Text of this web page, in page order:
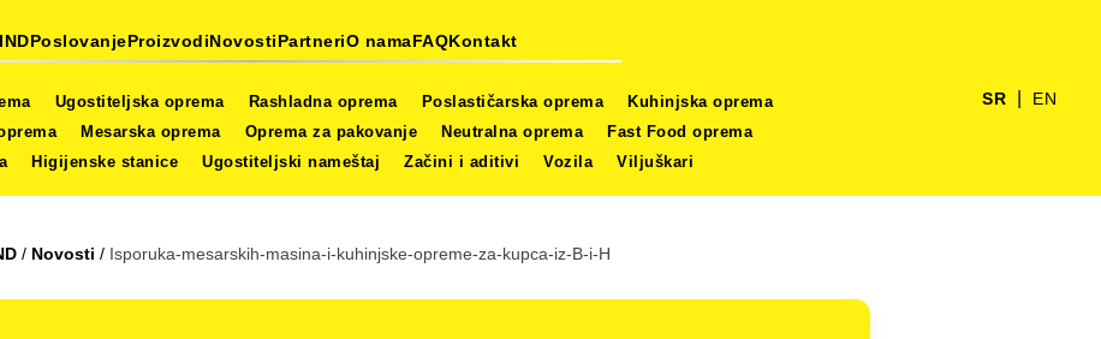
PoslovanjeProizvodiNovostiPartneriO namaFAQKontakt
Ugostiteljska oprema Rashladna oprema Poslastičarska oprema
Kuhinjska oprema
Mesarska oprema Oprema za pakovanje Neutralna oprema
Fast Food oprema
Higijenske stanice Ugostiteljski nameštaj Začini i aditivi Vozila Viljuškari
SR EN
/ Novosti / Isporuka-mesarskih-masina-i-kuhinjske-opreme-za-kupca-iz-B-i-H